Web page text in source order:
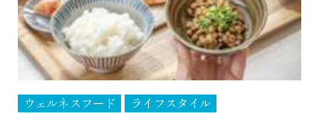
ウェルネスフード ライフスタイル